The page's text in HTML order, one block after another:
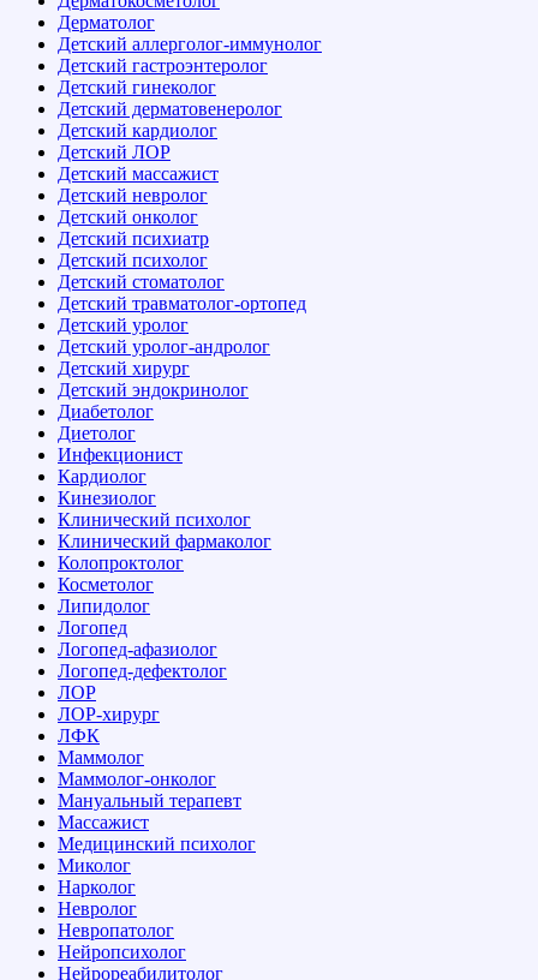
Дерматолог
Детский аллерголог-иммунолог
Детский гастроэнтеролог
Детский гинеколог
Детский дерматовенеролог
Детский кардиолог
Детский ЛОР
Детский массажист
Детский невролог
Детский онколог
Детский психиатр
Детский психолог
Детский стоматолог
Детский травматолог-ортопед
Детский уролог
Детский уролог-андролог
Детский хирург
Детский эндокринолог
Диабетолог
Диетолог
Инфекционист
Кардиолог
Кинезиолог
Клинический психолог
Клинический фармаколог
Колопроктолог
Косметолог
Липидолог
Логопед
Логопед-афазиолог
Логопед-дефектолог
ЛОР
ЛОР-хирург
ЛФК
Маммолог
Маммолог-онколог
Мануальный терапевт
Массажист
Медицинский психолог
Миколог
Нарколог
Невролог
Невропатолог
Нейропсихолог
Нейрореабилитолог